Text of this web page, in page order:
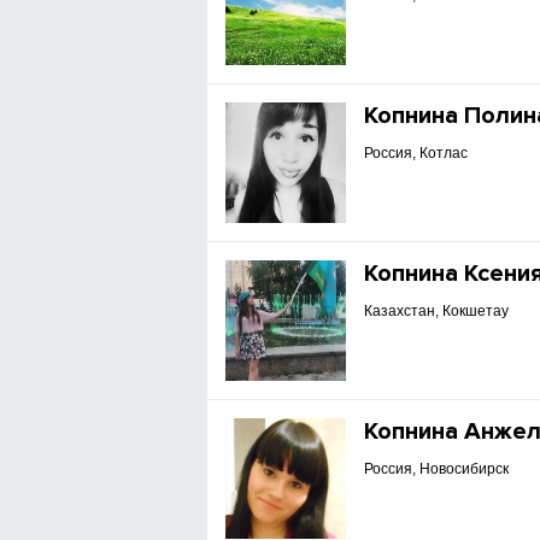
Копнина
Россия, Котлас
Копнина
Казахстан, Кокшетау
Копнина
Россия, Новосибирск